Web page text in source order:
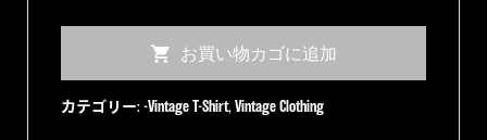
&
お買い物カゴに追加
カテゴリー:-Vintage T-Shirt, Vintage Clothing